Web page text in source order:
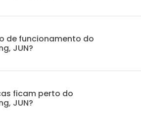
de funcionamento do
JUN?
ficam perto do
JUN?